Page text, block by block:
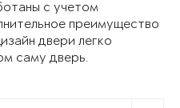
с учетом
преимущество
двери легко
саму дверь.